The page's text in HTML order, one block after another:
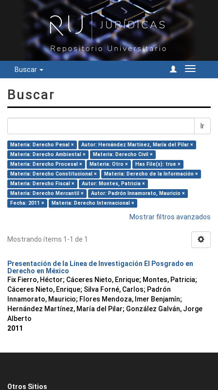
Buscar
Cambiar
Buscar
Ir
Materia: Derecho Penal ×
Autor: Hernández Martínez, María del Pilar ×
Materia: Derecho Ambiental ×
Materia: Derecho Civil ×
Materia: Derecho Procesal ×
Materia: Otro ×
Has File(s): true ×
Materia: Derecho Constitucional ×
Materia: Derecho de la Información ×
Materia: Derecho Fiscal ×
Autor: Montes, Patricia ×
Materia: Derecho Mercantil ×
Autor: Padrón Innamorato, Mauricio ×
Fecha: 2011 ×
Materia: Derecho Internacional ×
Mostrar filtros avanzados
Mostrando ítems 1-1 de 1
Presentación de la Línea de Investigación El Posgrado en
Derecho en México
Fix Fierro, Héctor; Cáceres Nieto, Enrique; Montes, Patricia;
Cáceres Nieto, Enrique; Silva Forné, Carlos; Padrón
Innamorato, Mauricio; Flores Mendoza, Imer Benjamín;
Hernández Martínez, María del Pilar; González Galván, Jorge
Alberto
2011
Otros Sitios